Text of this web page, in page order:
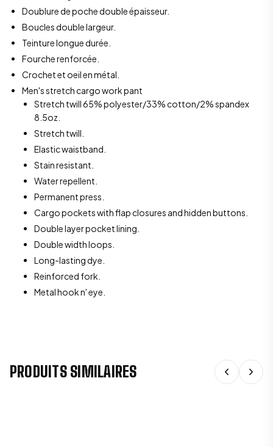
Doublure de poche double épaisseur.
Boucles double largeur.
Teinture longue durée.
Fourche renforcée.
Crochet et oeil en métal.
Men's stretch cargo work pant
Stretch twill 65% polyester/33% cotton/2% spandex
8.5oz.
Stretch twill.
Elastic waistband.
Stain resistant.
Water repellent.
Permanent press.
Cargo pockets with flap closures and hidden buttons.
Double layer pocket lining.
Double width loops.
Long-lasting dye.
Reinforced fork.
Metal hook n' eye.
PRODUITS SIMILAIRES